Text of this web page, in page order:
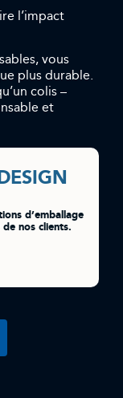
l’impact
vous
plus durable.
colis –
et
d’emballage
nos clients.